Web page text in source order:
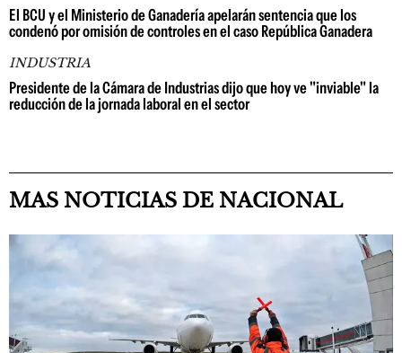
El BCU y el Ministerio de Ganadería apelarán sentencia que los
condenó por omisión de controles en el caso República Ganadera
INDUSTRIA
Presidente de la Cámara de Industrias dijo que hoy ve "inviable" la
reducción de la jornada laboral en el sector
MAS NOTICIAS DE NACIONAL